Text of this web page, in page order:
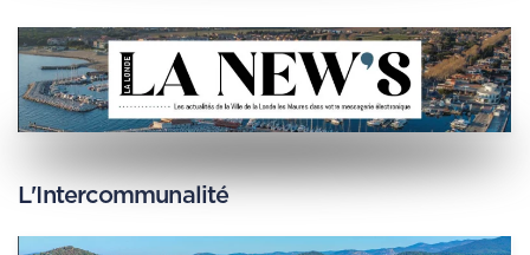
L'Intercommunalité